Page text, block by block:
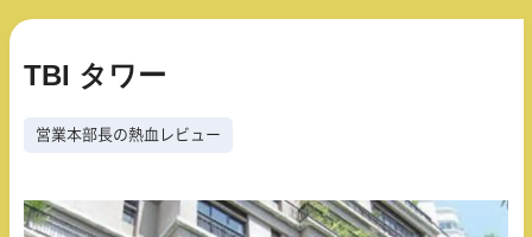
TBI タワー
営業本部長の熱血レビュー